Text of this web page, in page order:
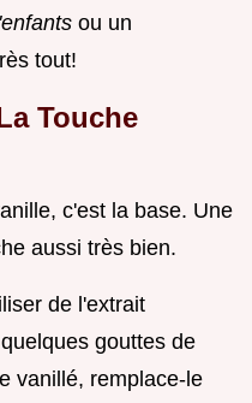
ou un
tout!
Touche
c'est la base. Une
aussi très bien.
de l'extrait
gouttes de
vanillé, remplace-le